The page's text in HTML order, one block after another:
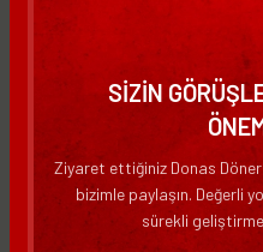
SİZİN
Ziyaret ettiğiniz Donas
bizimle paylaşın. Değerli
sürekli
OPPSS... 404
Aradığınız sayfayı maalesef
oldu. Ana sayfaya